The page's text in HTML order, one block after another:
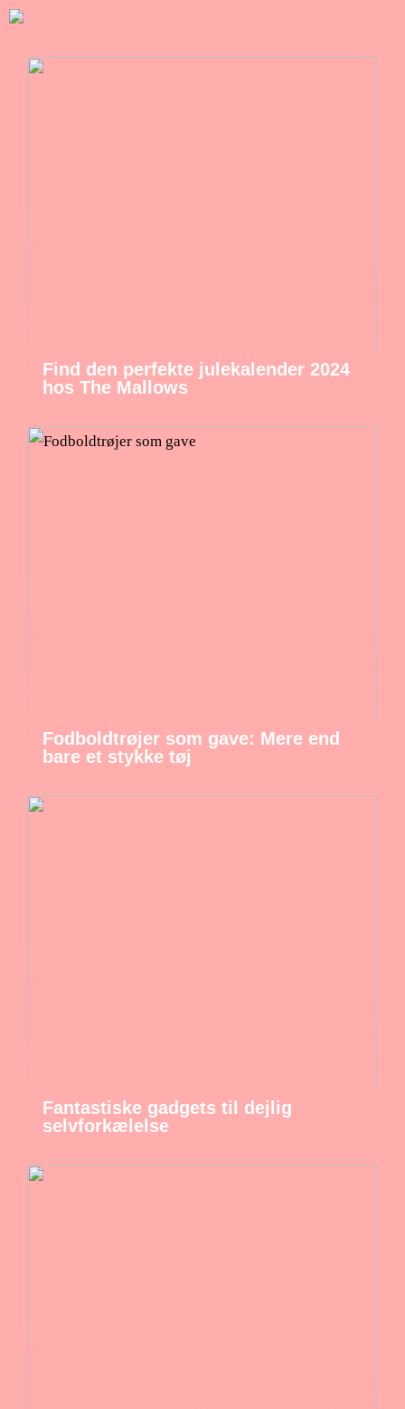
Find den perfekte julekalender 2024
hos The Mallows
Fodboldtrøjer som gave: Mere end
bare et stykke tøj
Fantastiske gadgets til dejlig
selvforkælelse